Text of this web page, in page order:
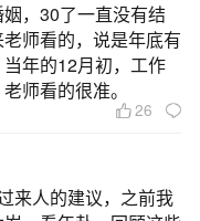
可信。生辰八字
、日、时所组成
贱、吉凶祸福的
，30了一直没有结
师看的，说是年底有
年的12月初，工作
师看的很准。
26
来人的建议，之前我